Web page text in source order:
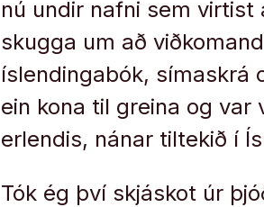
nú undir nafni sem virtist
skugga um að
íslendingabók, símaskrá
ein kona til greina og var
erlendis, nánar tiltekið í
Tók ég því skjáskot úr